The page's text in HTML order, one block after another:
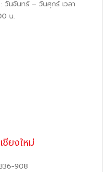
: วันจันทร์ – วันศุกร์ เวลา
น.
ชียงใหม่
908